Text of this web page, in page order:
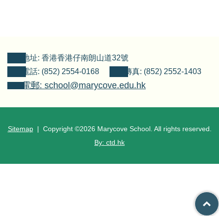
地址: 香港香港仔南朗山道32號
電話: (852) 2554-0168
傳真: (852) 2552-1403
電郵: school@marycove.edu.hk
Sitemap| Copyright ©2026 Marycove School. All rights reserved.
By: ctd.hk